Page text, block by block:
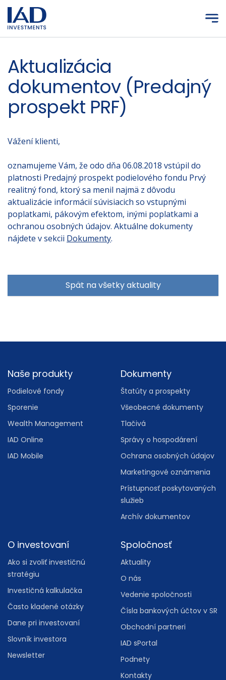
Prejsť na hlavný obsah
Aktualizácia
dokumentov (Predajný
prospekt PRF)
Vážení klienti,
oznamujeme Vám, že odo dňa 06.08.2018 vstúpil do
platnosti Predajný prospekt podielového fondu Prvý
realitný fond, ktorý sa menil najmä z dôvodu
aktualizácie informácií súvisiacich so vstupnými
poplatkami, pákovým efektom, inými poplatkami a
ochranou osobných údajov. Aktuálne dokumenty
nájdete v sekcii Dokumenty.
Spät na všetky aktuality
Footer
Naše produkty
Podielové fondy
Sporenie
Wealth Management
IAD Online
IAD Mobile
Dokumenty
Štatúty a prospekty
Všeobecné dokumenty
Tlačivá
Správy o hospodárení
Ochrana osobných údajov
Marketingové oznámenia
Prístupnosť poskytovaných
služieb
Archív dokumentov
O investovaní
Ako si zvoliť investičnú
stratégiu
Investičná kalkulačka
Často kladené otázky
Dane pri investovaní
Slovník investora
Newsletter
Spoločnosť
Aktuality
O nás
Vedenie spoločnosti
Čísla bankových účtov v SR
Obchodní partneri
IAD sPortal
Podnety
Kontakty